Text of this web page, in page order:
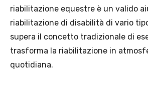
riabilitazione equestre è un valido
riabilitazione di disabilità di vario
supera il concetto tradizionale di
trasforma la riabilitazione in
quotidiana.